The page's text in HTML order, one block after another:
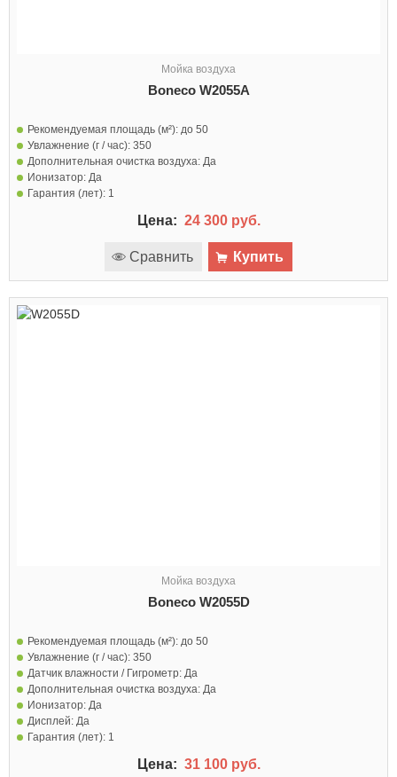
Мойка воздуха
Boneco W2055A
Рекомендуемая площадь (м²): до 50
Увлажнение (г / час): 350
Дополнительная очистка воздуха: Да
Ионизатор: Да
Гарантия (лет): 1
Цена: 24 300 руб.
Сравнить Купить
Мойка воздуха
Boneco W2055D
Рекомендуемая площадь (м²): до 50
Увлажнение (г / час): 350
Датчик влажности / Гигрометр: Да
Дополнительная очистка воздуха: Да
Ионизатор: Да
Дисплей: Да
Гарантия (лет): 1
Цена: 31 100 руб.